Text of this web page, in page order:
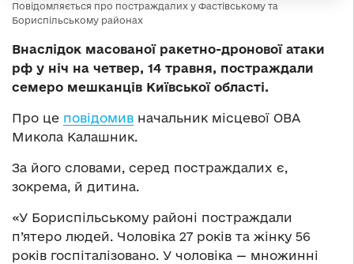
Повідомляється про постраждалих у Фастівському та
Бориспільському районах
Внаслідок масованої ракетно-дронової атаки
рф у ніч на четвер, 14 травня, постраждали
семеро мешканців Київської області.
Про це повідомив начальник місцевої ОВА
Микола Калашник.
За його словами, серед постраждалих є,
зокрема, й дитина.
«У Бориспільському районі постраждали
п’ятеро людей. Чоловіка 27 років та жінку 56
років госпіталізовано. У чоловіка — множинні